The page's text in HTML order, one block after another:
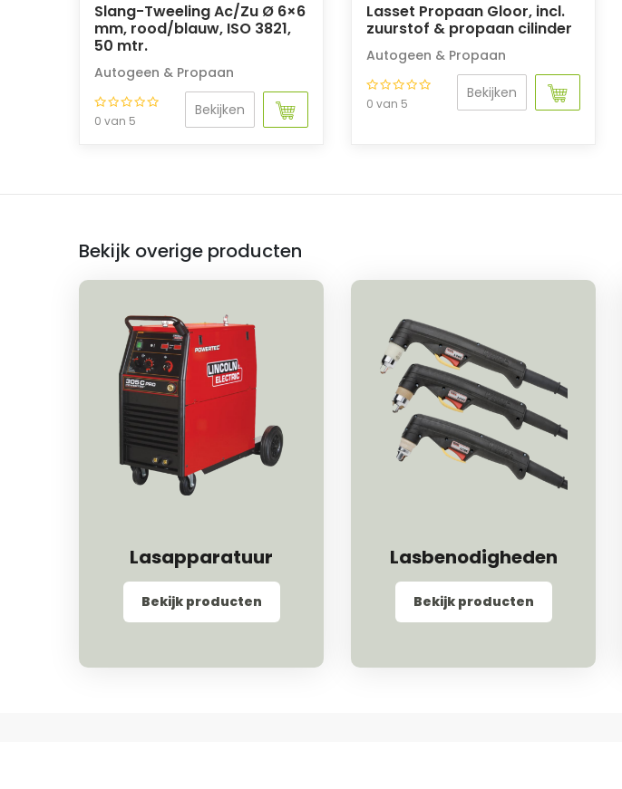
Slang-Tweeling Ac/Zu Ø 6×6
mm, rood/blauw, ISO 3821,
50 mtr.
Autogeen & Propaan
0 van 5
Bekijken
Lasset Propaan Gloor, incl.
zuurstof & propaan cilinder
Autogeen & Propaan
0 van 5
Bekijken
Bekijk overige producten
Lasapparatuur
Bekijk producten
Lasbenodigheden
Bekijk producten